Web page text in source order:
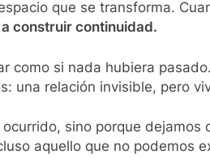
que se transforma.
construir continuidad.
como si nada hubiera
una relación invisible, pero
sino porque dejamos
aquello que no podemos